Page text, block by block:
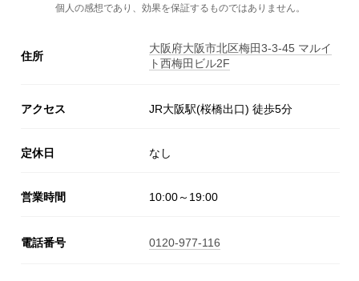
個人の感想であり、効果を保証するものではありません。
住所
大阪府大阪市北区梅田3-3-45 マルイ
ト西梅田ビル2F
アクセス JR大阪駅(桜橋出口) 徒歩5分
定休日 なし
営業時間 10:00～19:00
電話番号 0120-977-116